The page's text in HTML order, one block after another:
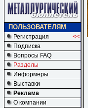
ПОЛЬЗОВАТЕЛЯМ
Регистрация
<<
Подписка
Вопросы FAQ
Разделы
Информеры
Выставки
Реклама
О компании